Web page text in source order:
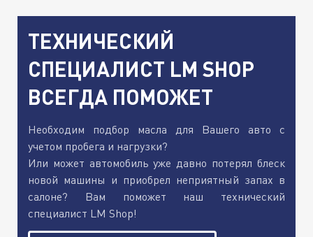
ТЕХНИЧЕСКИЙ
СПЕЦИАЛИСТ LM SHOP
ВСЕГДА ПОМОЖЕТ
Необходим подбор масла для Вашего авто с
учетом пробега и нагрузки?
Или может автомобиль уже давно потерял блеск
новой машины и приобрел неприятный запах в
салоне? Вам поможет наш технический
специалист LM Shop!